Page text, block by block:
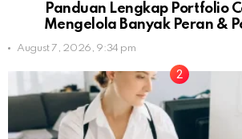
Panduan Lengkap Portfolio
Mengelola Banyak Peran &
August 7, 2026, 9:34 pm